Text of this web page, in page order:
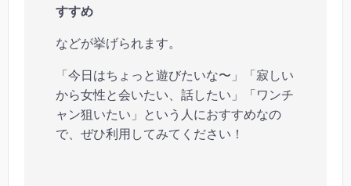
すすめ
などが挙げられます。
「今日はちょっと遊びたいな〜」「寂しい
から女性と会いたい、話したい」「ワンチ
ャン狙いたい」という人におすすめなの
で、ぜひ利用してみてください！